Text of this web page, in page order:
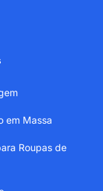
em Massa
Roupas de